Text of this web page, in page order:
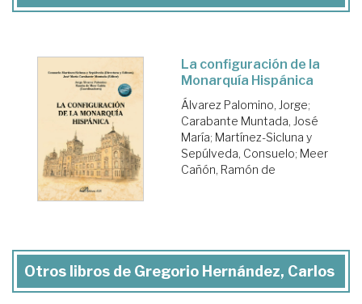
La configuración de la
Monarquía Hispánica
Álvarez Palomino, Jorge;
Carabante Muntada, José
María; Martínez-Sicluna y
Sepúlveda, Consuelo; Meer
Cañón, Ramón de
Otros libros de Gregorio Hernández, Carlos